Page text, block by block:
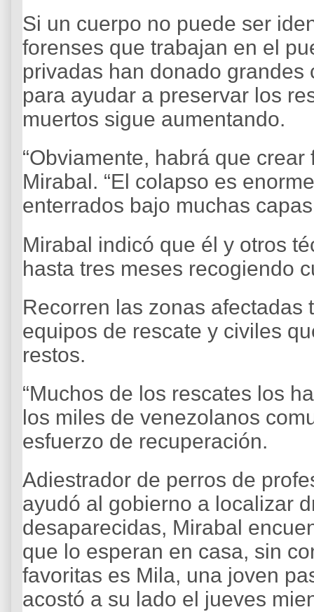
Si un cuerpo no puede ser
forenses que trabajan en el
privadas han donado
para ayudar a preservar los
muertos sigue aumentando.
“Obviamente, habrá que crear
Mirabal. “El colapso es
enterrados bajo muchas
Mirabal indicó que él y otros
hasta tres meses recogiendo
Recorren las zonas
equipos de rescate y civiles
restos.
“Muchos de los rescates los
los miles de venezolanos
esfuerzo de recuperación.
Adiestrador de perros de
ayudó al gobierno a localizar
desaparecidas, Mirabal
que lo esperan en casa, sin
favoritas es Mila, una joven
acostó a su lado el jueves